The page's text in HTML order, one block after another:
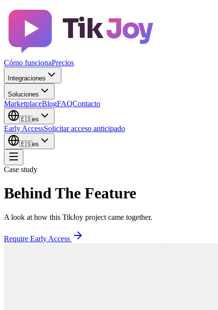
TikJoy
Cómo funcionaPrecios
Integraciones
Soluciones
MarketplaceBlogFAQContacto
🇪🇸es
Early AccessSolicitar acceso anticipado
🇪🇸es
Case study
Behind The Feature
A look at how this TikJoy project came together.
Require Early Access